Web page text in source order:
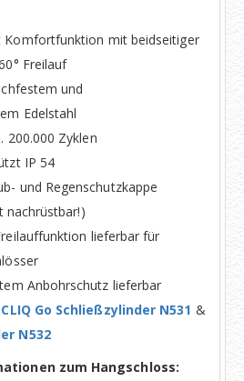
Komfortfunktion mit beidseitiger
Freilauf
und
Edelstahl
200.000 Zyklen
IP 54
und Regenschutzkappe
nachrüstbar!)
lieferbar für
Anbohrschutz lieferbar
CLIQ Go Schließzylinder N531 &
N532
zum Hangschloss: